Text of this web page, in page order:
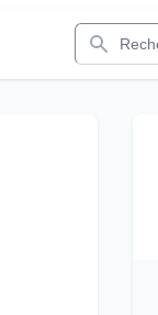
Rechercher